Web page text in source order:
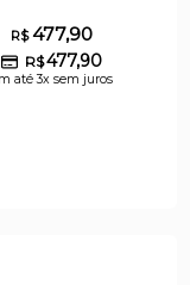
R$477,90
R$477,90
até 3x sem juros